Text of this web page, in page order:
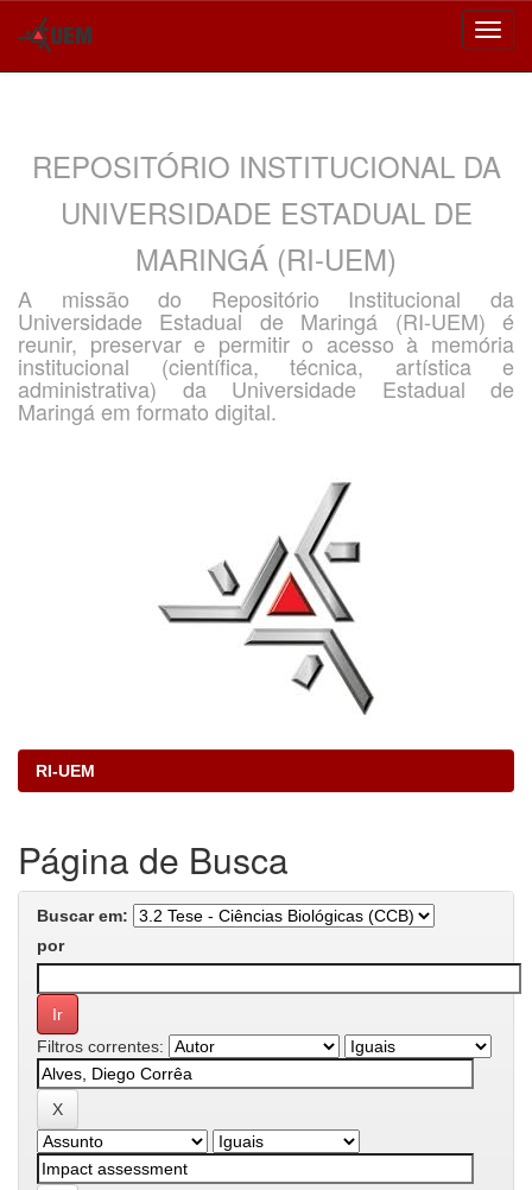
REPOSITÓRIO INSTITUCIONAL DA
UNIVERSIDADE ESTADUAL DE
MARINGÁ (RI-UEM)
A missão do Repositório Institucional da
Universidade Estadual de Maringá (RI-UEM) é
reunir, preservar e permitir o acesso à memória
institucional (científica, técnica, artística e
administrativa) da Universidade Estadual de
Maringá em formato digital.
RI-UEM
Página de Busca
Buscar em:
por
Filtros correntes: